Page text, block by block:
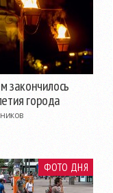
закончилось
города
ФОТО ДНЯ